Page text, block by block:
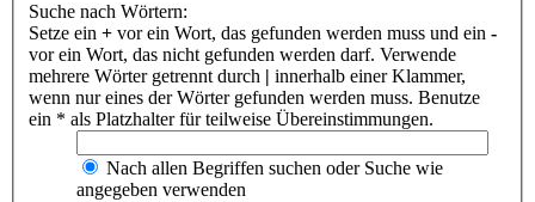
Suche nach Wörtern:
Setze ein + vor ein Wort, das gefunden werden muss und ein -
vor ein Wort, das nicht gefunden werden darf. Verwende
mehrere Wörter getrennt durch | innerhalb einer Klammer,
wenn nur eines der Wörter gefunden werden muss. Benutze
ein * als Platzhalter für teilweise Übereinstimmungen.
Nach allen Begriffen suchen oder Suche wie
angegeben verwenden